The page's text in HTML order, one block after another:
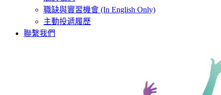
職缺與實習機會 (In English Only)
主動投遞履歷
聯繫我們